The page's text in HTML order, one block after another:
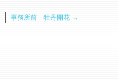
事務所前 牡丹開花 →